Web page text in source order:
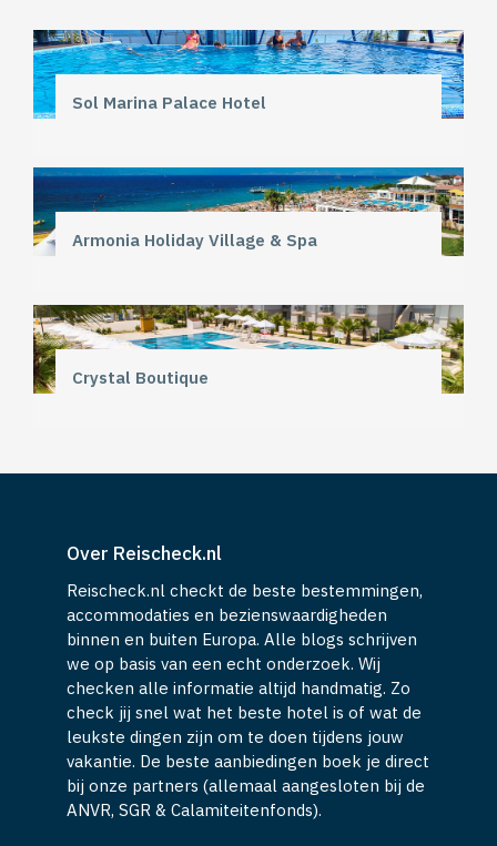
Sol Marina Palace Hotel
Armonia Holiday Village & Spa
Crystal Boutique
Over Reischeck.nl
Reischeck.nl checkt de beste bestemmingen,
accommodaties en bezienswaardigheden
binnen en buiten Europa. Alle blogs schrijven
we op basis van een echt onderzoek. Wij
checken alle informatie altijd handmatig. Zo
check jij snel wat het beste hotel is of wat de
leukste dingen zijn om te doen tijdens jouw
vakantie. De beste aanbiedingen boek je direct
bij onze partners (allemaal aangesloten bij de
ANVR, SGR & Calamiteitenfonds).